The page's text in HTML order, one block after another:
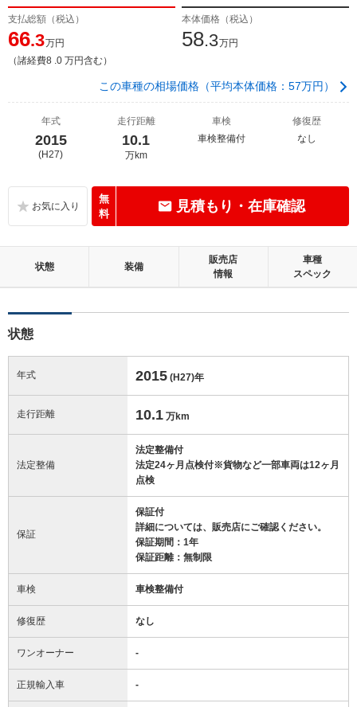
支払総額（税込）
66.3万円
（諸経費8 .0 万円含む）
本体価格（税込）
58.3万円
この車種の相場価格（平均本体価格：57万円）
年式
2015
(H27)
走行距離
10.1
万km
車検
車検整備付
修復歴
なし
無
料
見積もり・在庫確認
状態 装備
販売店
情報
車種
スペック
状態
年式 2015 (H27)年
走行距離 10.1 万km
法定整備
法定整備付
法定24ヶ月点検付※貨物など一部車両は12ヶ月
点検
保証
保証付
詳細については、販売店にご確認ください。
保証期間：1年
保証距離：無制限
車検 車検整備付
修復歴 なし
ワンオーナー -
正規輸入車 -